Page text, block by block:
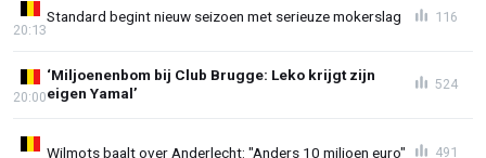
Standard begint nieuw seizoen met serieuze mokerslag
20:13
116
‘Miljoenenbom bij Club Brugge: Leko krijgt zijn
eigen Yamal’
20:00
524
Wilmots baalt over Anderlecht: "Anders 10 miljoen euro" 491